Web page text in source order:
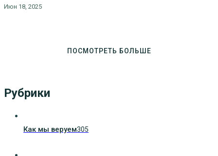
Июн 18, 2025
ПОСМОТРЕТЬ БОЛЬШЕ
Рубрики
Как мы веруем305